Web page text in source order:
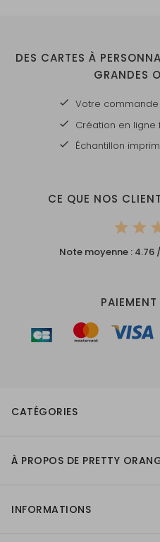
DES CARTES À
GRANDES
Votre
Création en ligne
Échantillon
CE QUE NOS
Note moyenne : 4.76
PAIEMENT
CATÉGORIES
À PROPOS DE PRETTY
INFORMATIONS